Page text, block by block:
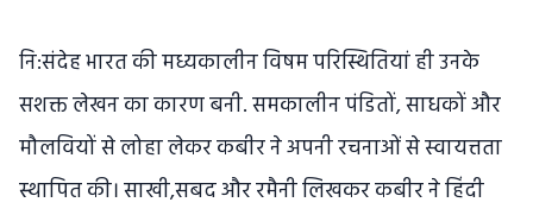
नि:संदेह भारत की मध्यकालीन विषम परिस्थितियां ही उनके
सशक्त लेखन का कारण बनी. समकालीन पंडितों, साधकों और
मौलवियों से लोहा लेकर कबीर ने अपनी रचनाओं से स्वायत्तता
स्थापित की। साखी,सबद और रमैनी लिखकर कबीर ने हिंदी